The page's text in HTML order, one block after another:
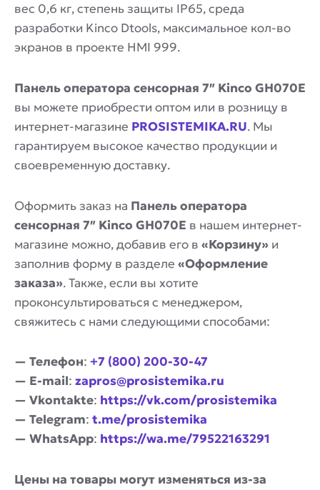
вес 0,6 кг, степень защиты IP65, среда
разработки Kinco Dtools, максимальное кол-во
экранов в проекте HMI 999.
Панель оператора сенсорная 7″ Kinco GH070E
вы можете приобрести оптом или в розницу в
интернет-магазине PROSISTEMIKA.RU. Мы
гарантируем высокое качество продукции и
своевременную доставку.
Оформить заказ на Панель оператора
сенсорная 7″ Kinco GH070E в нашем интернет-
магазине можно, добавив его в «Корзину» и
заполнив форму в разделе «Оформление
заказа». Также, если вы хотите
проконсультироваться с менеджером,
свяжитесь с нами следующими способами:
— Телефон: +7 (800) 200-30-47
— E-mail: zapros@prosistemika.ru
— Vkontakte: https://vk.com/prosistemika
— Telegram: t.me/prosistemika
— WhatsApp: https://wa.me/79522163291
Цены на товары могут изменяться из-за